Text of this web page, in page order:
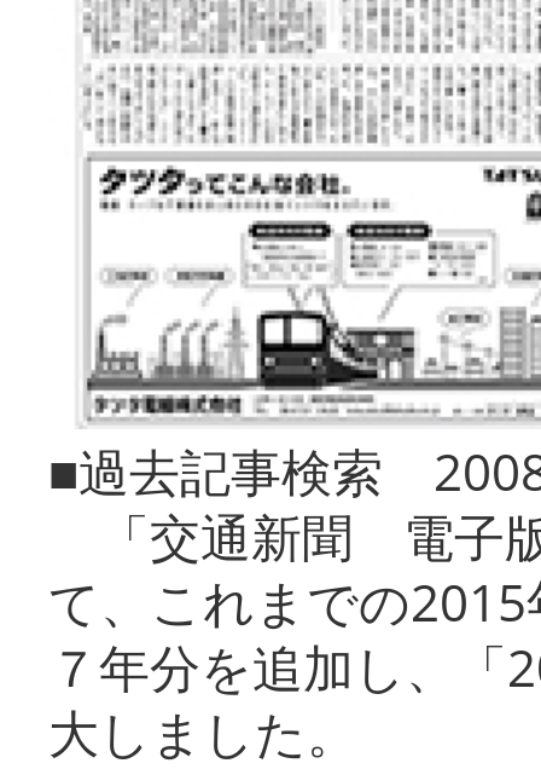
■過去記事検索
「交通新聞 電子
て、これまでの
７年分を追加し、「
大しまし